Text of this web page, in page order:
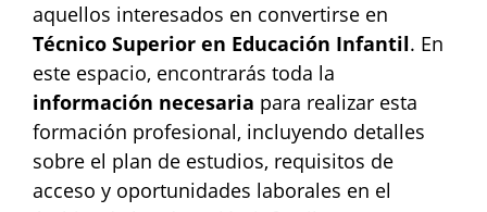
aquellos interesados en convertirse en
Técnico Superior en Educación Infantil. En
este espacio, encontrarás toda la
información necesaria para realizar esta
formación profesional, incluyendo detalles
sobre el plan de estudios, requisitos de
acceso y oportunidades laborales en el